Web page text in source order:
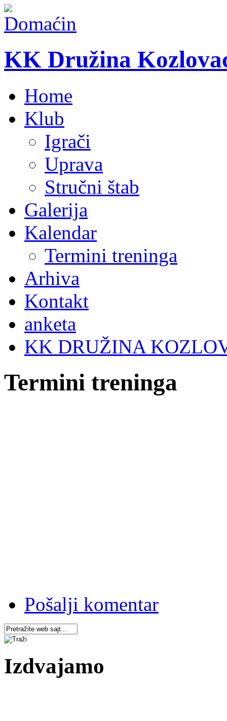
KK Družina
Home
Klub
Igrači
Uprava
Stručni štab
Galerija
Kalendar
Termini treninga
Arhiva
Kontakt
anketa
KK DRUŽINA
Termini treninga
Pošalji komentar
Izdvajamo